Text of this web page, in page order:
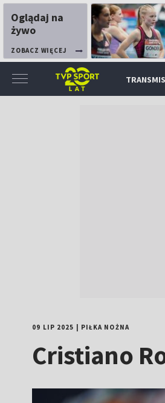
Oglądaj na
żywo
ZOBACZ WIĘCEJ
09 LIP 2025 PIŁKA NOŻNA
Cristiano